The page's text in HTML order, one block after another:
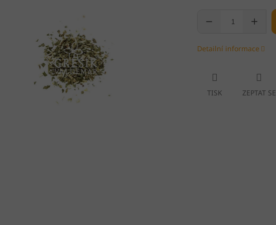
Detailní informace
TISK ZEPTAT SE